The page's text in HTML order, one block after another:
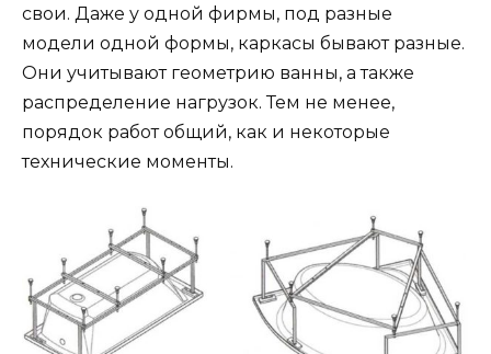
свои. Даже у одной фирмы, под разные
модели одной формы, каркасы бывают разные.
Они учитывают геометрию ванны, а также
распределение нагрузок. Тем не менее,
порядок работ общий, как и некоторые
технические моменты.